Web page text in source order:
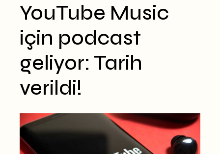
YouTube Music
için podcast
geliyor: Tarih
verildi!